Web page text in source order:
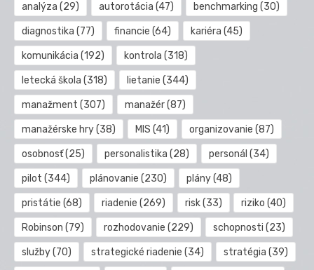
analýza (29) autorotácia (47) benchmarking (30)
diagnostika (77) financie (64) kariéra (45)
komunikácia (192) kontrola (318)
letecká škola (318) lietanie (344)
manažment (307) manažér(87)
manažérske hry(38) MIS (41) organizovanie (87)
osobnosť(25) personalistika (28) personál (34)
pilot (344) plánovanie (230) plány(48)
pristátie (68) riadenie (269) risk(33) riziko (40)
Robinson (79) rozhodovanie (229) schopnosti (23)
služby(70) strategické riadenie (34) stratégia (39)